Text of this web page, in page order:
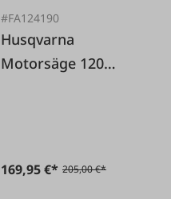
#FA124190
Husqvarna
Motorsäge 120
169,95 €* 205,00 €*